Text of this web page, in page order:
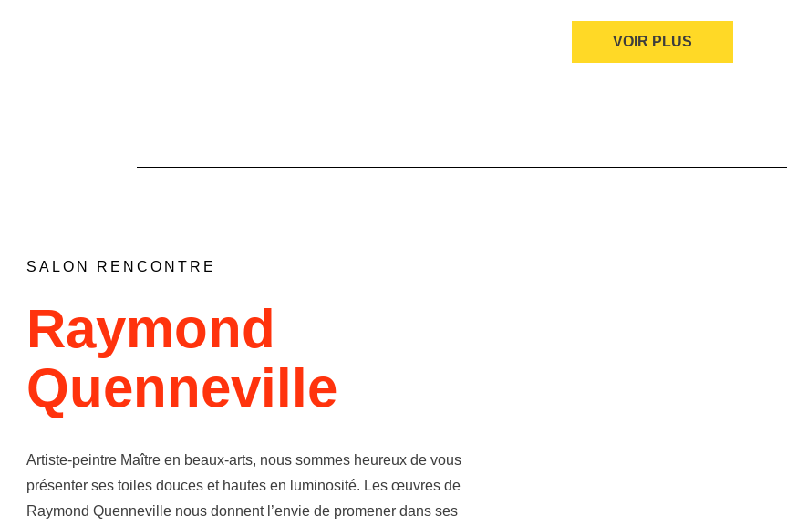
VOIR PLUS
SALON RENCONTRE
Raymond
Quenneville
Artiste-peintre Maître en beaux-arts, nous sommes heureux de vous
présenter ses toiles douces et hautes en luminosité. Les œuvres de
Raymond Quenneville nous donnent l’envie de promener dans ses